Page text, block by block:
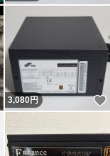
いいね！
3,080円